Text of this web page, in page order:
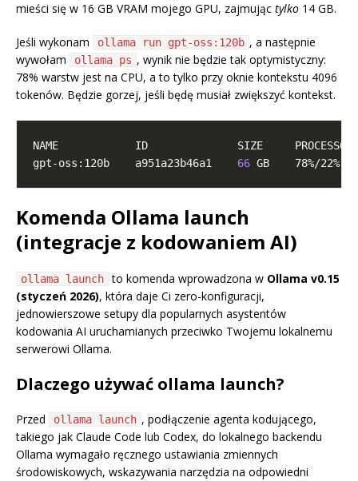
mieści się w 16 GB VRAM mojego GPU, zajmując tylko 14 GB.
Jeśli wykonam ollama run gpt-oss:120b , a następnie
wywołam
ollama ps , wynik nie będzie tak optymistyczny:
78% warstw jest na CPU, a to tylko przy oknie kontekstu 4096
tokenów. Będzie gorzej, jeśli będę musiał zwiększyć kontekst.
gpt-oss:120b    a951a23b46a1 66 GB    78%/22%
Komenda Ollama launch
(integracje z kodowaniem AI)
ollama launch to komenda wprowadzona w Ollama v0.15
(styczeń 2026), która daje Ci zero-konfiguracji,
jednowierszowe setupy dla popularnych asystentów
kodowania AI uruchamianych przeciwko Twojemu lokalnemu
serwerowi Ollama.
Dlaczego używać ollama launch?
Przed ollama launch , podłączenie agenta kodującego,
takiego jak Claude Code lub Codex, do lokalnego backendu
Ollama wymagało ręcznego ustawiania zmiennych
środowiskowych, wskazywania narzędzia na odpowiedni